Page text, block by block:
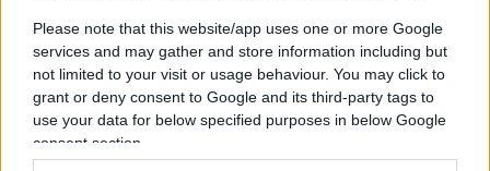
Please note that this website/app uses one or more Google
services and may gather and store information including but
not limited to your visit or usage behaviour. You may click to
grant or deny consent to Google and its third-party tags to
use your data for below specified purposes in below Google
consent section.
Libano e in Irak, nonché presente con truppe in
Siria, pratichi una politica estera realistica
(compresi importanti passi in avanti con Riad e il
Cairo) e cerchi così interlocutori dovunque gli è
possibile. Non è lodevole che il governo israeliano